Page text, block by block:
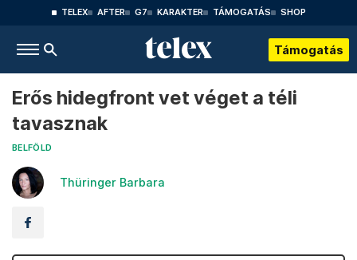
TELEX AFTER G7 KARAKTER TÁMOGATÁS SHOP
Támogatás
Erős hidegfront vet véget a téli
tavasznak
BELFÖLD
Thüringer Barbara